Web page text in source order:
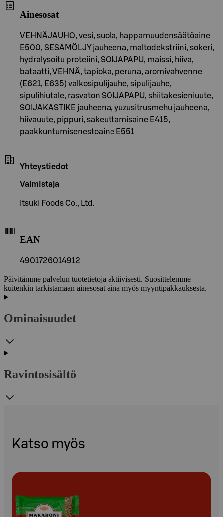
Ainesosat
VEHNÄJAUHO, vesi, suola, happamuudensäätöaine
E500, SESAMÖLJY jauheena, maltodekstriini, sokeri,
hydralysoitu proteiini, SOIJAPAPU, maissi, hiiva,
bataatti, VEHNÄ, tapioka, peruna, aromivahvenne
(E621, E635) valkosipulijauhe, sipulijauhe,
sipulihiutale, rasvaton SOIJAPAPU, shiitakesieniuute,
SOIJAKASTIKE jauheena, yuzusitrusmehu jauheena,
hiivauute, pippuri, sakeuttamisaine E415,
paakkuntumisenestoaine E551
Yhteystiedot
Valmistaja
Itsuki Foods Co., Ltd.
EAN
4901726014912
Päivitämme palvelun tuotetietoja aktiivisesti. Suosittelemme
kuitenkin tarkistamaan ainesosat aina myös myyntipakkauksesta.
Ominaisuudet
Ravintosisältö
Katso myös